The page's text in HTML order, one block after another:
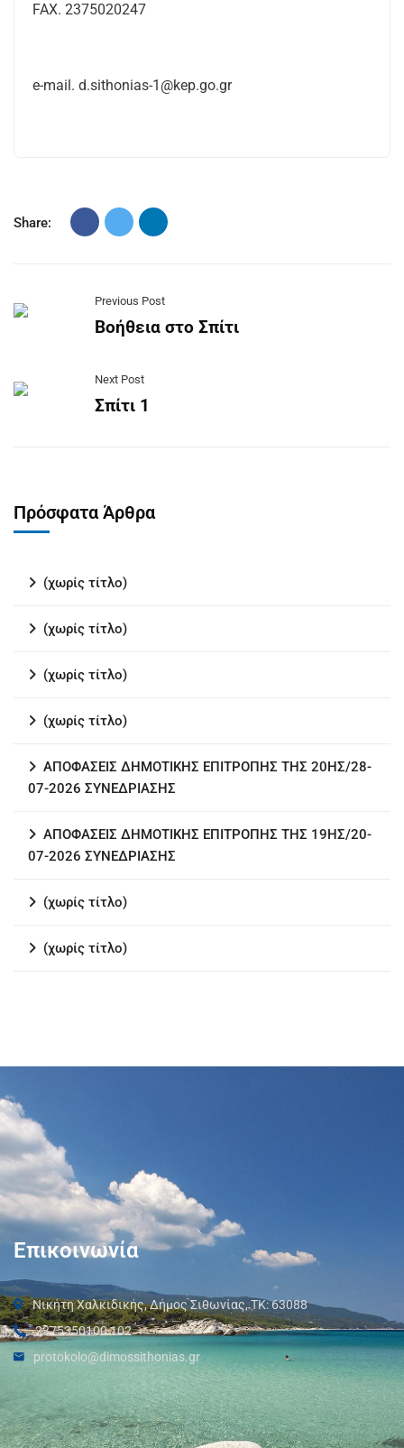
FAX. 2375020247
e-mail. d.sithonias-1@kep.go.gr
Share:
Previous Post
Βοήθεια στο Σπίτι
Next Post
Σπίτι 1
Πρόσφατα Άρθρα
(χωρίς τίτλο)
(χωρίς τίτλο)
(χωρίς τίτλο)
(χωρίς τίτλο)
ΑΠΟΦΑΣΕΙΣ ΔΗΜΟΤΙΚΗΣ ΕΠΙΤΡΟΠΗΣ ΤΗΣ 20ΗΣ/28-
07-2026 ΣΥΝΕΔΡΙΑΣΗΣ
ΑΠΟΦΑΣΕΙΣ ΔΗΜΟΤΙΚΗΣ ΕΠΙΤΡΟΠΗΣ ΤΗΣ 19ΗΣ/20-
07-2026 ΣΥΝΕΔΡΙΑΣΗΣ
(χωρίς τίτλο)
(χωρίς τίτλο)
Επικοινωνία
Νικήτη Χαλκιδικής, Δήμος Σιθωνίας, ΤΚ: 63088
2375350100 102
protokolo@dimossithonias.gr